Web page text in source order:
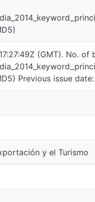
(GMT). No. of
Previous issue
y el Turismo